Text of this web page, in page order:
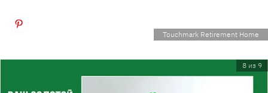
Touchmark Retirement Home
8 из 9